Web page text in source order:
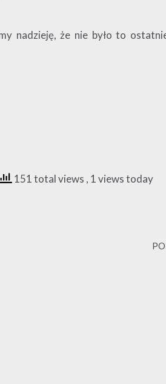
nadzieję, że nie było to
151 total views , 1 views today